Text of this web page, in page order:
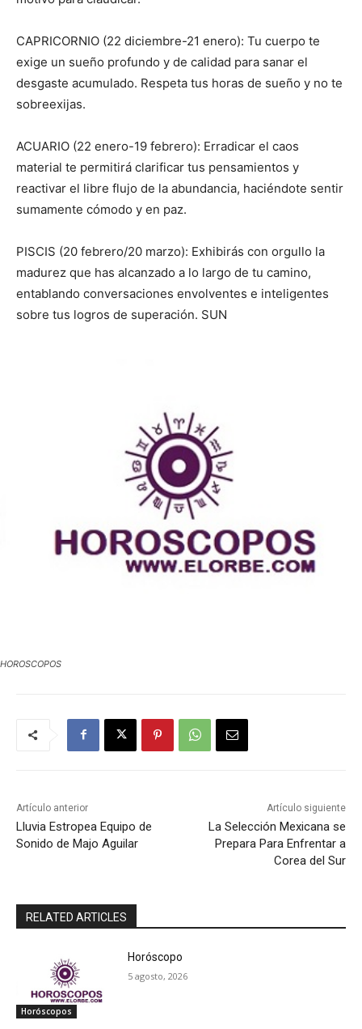
CAPRICORNIO (22 diciembre-21 enero): Tu cuerpo te
exige un sueño profundo y de calidad para sanar el
desgaste acumulado. Respeta tus horas de sueño y no te
sobreexijas.
ACUARIO (22 enero-19 febrero): Erradicar el caos
material te permitirá clarificar tus pensamientos y
reactivar el libre flujo de la abundancia, haciéndote sentir
sumamente cómodo y en paz.
PISCIS (20 febrero/20 marzo): Exhibirás con orgullo la
madurez que has alcanzado a lo largo de tu camino,
entablando conversaciones envolventes e inteligentes
sobre tus logros de superación. SUN
HOROSCOPOS
Artículo anterior
Lluvia Estropea Equipo de
Sonido de Majo Aguilar
Artículo siguiente
La Selección Mexicana se
Prepara Para Enfrentar a
Corea del Sur
RELATED ARTICLES
Horóscopos
Horóscopo
5 agosto, 2026